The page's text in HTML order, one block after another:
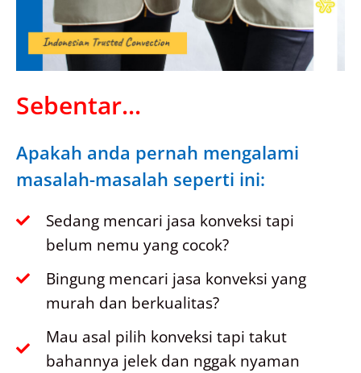
Sebentar...
Apakah anda pernah mengalami
masalah-masalah seperti ini:
Sedang mencari jasa konveksi tapi
belum nemu yang cocok?
Bingung mencari jasa konveksi yang
murah dan berkualitas?
Mau asal pilih konveksi tapi takut
bahannya jelek dan nggak nyaman